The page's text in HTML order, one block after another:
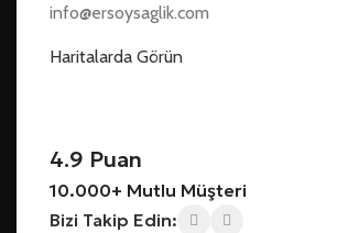
info@ersoysaglik.com
Haritalarda Görün
4.9 Puan
10.000+ Mutlu Müşteri
Bizi Takip Edin: